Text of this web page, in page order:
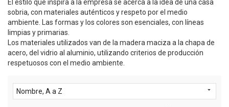
El estilo que inspira a la empresa se acerca a la idea de una casa
sobria, con materiales auténticos y respeto por el medio
ambiente. Las formas y los colores son esenciales, con líneas
limpias y primarias.
Los materiales utilizados van de la madera maciza a la chapa de
acero, del vidrio al aluminio, utilizando criterios de producción
respetuosos con el medio ambiente.
Nombre, A a Z 